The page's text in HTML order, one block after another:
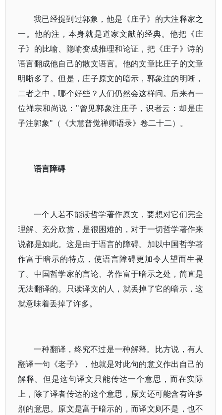
我已经提到过郭象，他是《庄子》的大注释家之
一。他的注，本身就是道家文献的经典。他把《庄
子》的比喻、隐喻变成推理和论证，把《庄子》诗的
语言翻成他自己的散文语言。他的文章比庄子的文章
明晰多了。但是，庄子原文的暗示，郭象注的明晰，
二者之中，哪个好些？人们仍然会这样问。后来有一
位禅宗和尚说："曾见郭象注庄子，识者云：却是庄
子注郭象"（《大慧普觉禅师语录》卷二十二）。
语言障碍
一个人若不能读哲学著作原文，要想对它们完全
理解、充分欣赏，是很困难的，对于一切哲学著作来
说都是如此。这是由于语言的障碍。加以中国哲学著
作富于暗示的特点，使语言障碍更加令人望而生畏
了。中国哲学家的言论、著作富于暗示之处，简直是
无法翻译的。只读译文的人，就丢掉了它的暗示，这
就意味着丢掉了许多。
一种翻译，终究不过是一种解释。比方说，有人
翻译一句《老子》，他就是对此句的意义作出自己的
解释。但是这句译文只能传达一个意思，而在实际
上，除了译者传达的这个意思，原文还可能含有许多
别的意思。原文是富于暗示的，而译文则不是，也不